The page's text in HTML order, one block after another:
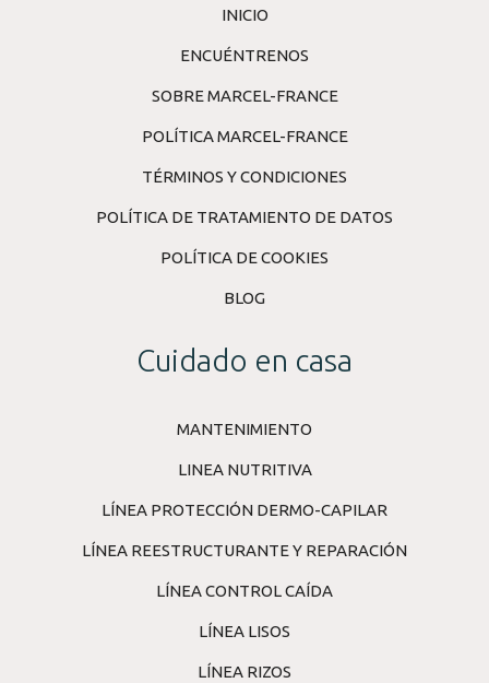
INICIO
ENCUÉNTRENOS
SOBRE MARCEL-FRANCE
POLÍTICA MARCEL-FRANCE
TÉRMINOS Y CONDICIONES
POLÍTICA DE TRATAMIENTO DE DATOS
POLÍTICA DE COOKIES
BLOG
Cuidado en casa
MANTENIMIENTO
LINEA NUTRITIVA
LÍNEA PROTECCIÓN DERMO-CAPILAR
LÍNEA REESTRUCTURANTE Y REPARACIÓN
LÍNEA CONTROL CAÍDA
LÍNEA LISOS
LÍNEA RIZOS